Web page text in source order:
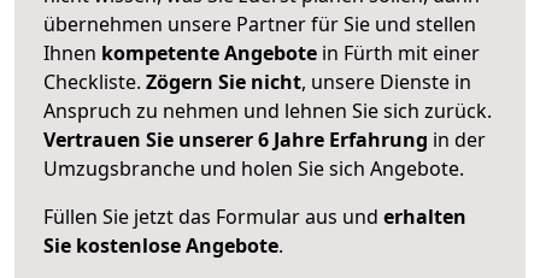
übernehmen unsere Partner für Sie und stellen
Ihnen kompetente Angebote in Fürth mit einer
Checkliste. Zögern Sie nicht, unsere Dienste in
Anspruch zu nehmen und lehnen Sie sich zurück.
Vertrauen Sie unserer 6 Jahre Erfahrung in der
Umzugsbranche und holen Sie sich Angebote.
Füllen Sie jetzt das Formular aus und erhalten
Sie kostenlose Angebote.